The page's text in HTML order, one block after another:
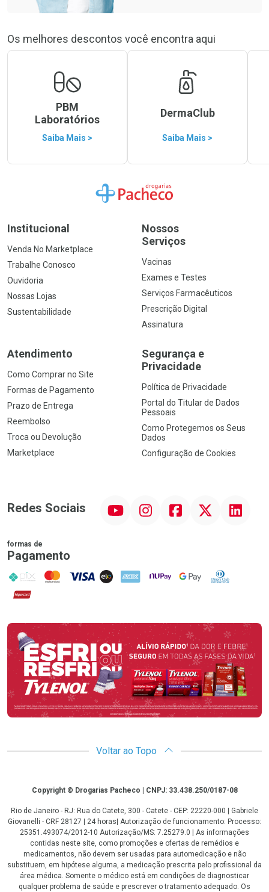
Os melhores descontos você encontra aqui
PBM
Laboratórios
Saiba Mais >
DermaClub
Saiba Mais >
Ir para a Home
Institucional
Venda No Marketplace
Trabalhe Conosco
Ouvidoria
Nossas Lojas
Sustentabilidade
Nossos
Serviços
Vacinas
Exames e Testes
Serviços Farmacêuticos
Prescrição Digital
Assinatura
Atendimento
Como Comprar no Site
Formas de Pagamento
Prazo de Entrega
Reembolso
Troca ou Devolução
Marketplace
Segurança e
Privacidade
Política de Privacidade
Portal do Titular de Dados
Pessoais
Como Protegemos os Seus
Dados
Configuração de Cookies
Redes Sociais InstagramFacebookTwitter Linkedin
formas de
Pagamento
PIX MasterCard
VISA ELO AMEX NuPay Google PayDiners Club
Hipercard
Promoção em Destaque
Voltar ao Topo
CopyrightCopyright © Drogarias Pacheco | CNPJ: 33.438.250/0187-08
Rio de Janeiro - RJ: Rua do Catete, 300 - Catete - CEP: 22220-000 | Gabriele
Giovanelli - CRF 28127 | 24 horas| Autorização de funcionamento: Processo:
25351.493074/2012-10 Autorização/MS: 7.25279.0 | As informações
contidas neste site, como promoções e ofertas de remédios e
medicamentos, não devem ser usadas para automedicação e não
substituem, em hipótese alguma, a medicação prescrita pelo profissional da
área médica. Somente o médico está em condições de diagnosticar
qualquer problema de saúde e prescrever o tratamento adequado. Os